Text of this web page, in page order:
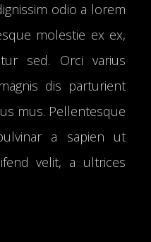
odio a lorem
molestie ex ex,
sed. Orci varius
dis parturient
mus. Pellentesque
a sapien ut
velit, a ultrices